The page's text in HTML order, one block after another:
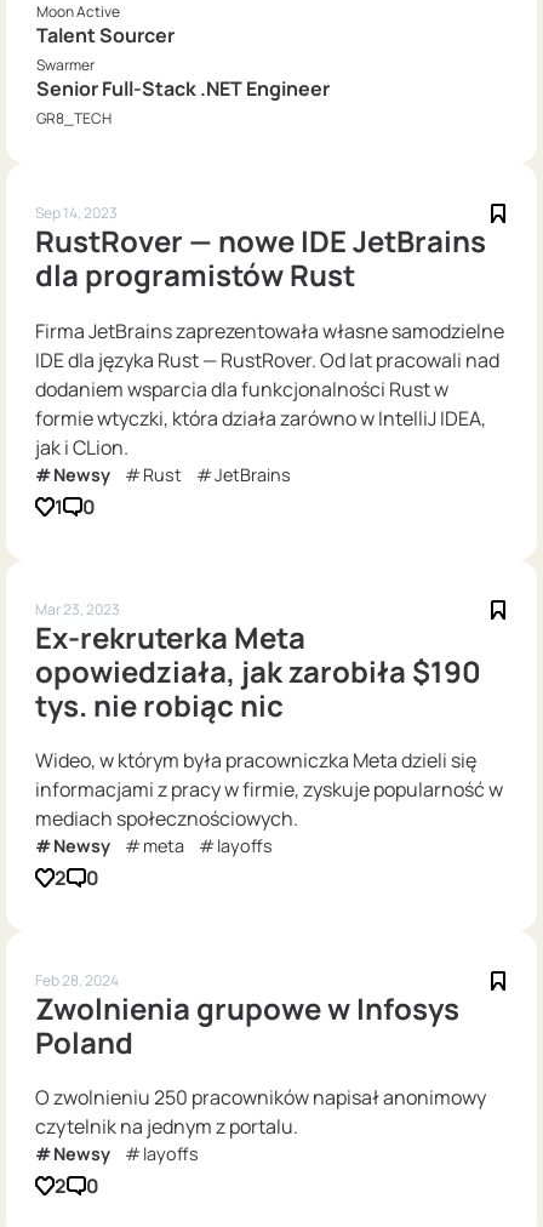
Moon Active
Talent Sourcer
Swarmer
Senior Full-Stack .NET Engineer
GR8_TECH
Sep 14, 2023
RustRover — nowe IDE JetBrains
dla programistów Rust
Firma JetBrains zaprezentowała własne samodzielne
IDE dla języka Rust — RustRover. Od lat pracowali nad
dodaniem wsparcia dla funkcjonalności Rust w
formie wtyczki, która działa zarówno w IntelliJ IDEA,
jak i CLion.
Newsy Rust JetBrains
1 0
Mar 23, 2023
Ex-rekruterka Meta
opowiedziała, jak zarobiła $190
tys. nie robiąc nic
Wideo, w którym była pracowniczka Meta dzieli się
informacjami z pracy w firmie, zyskuje popularność w
mediach społecznościowych.
Newsy meta layoffs
2 0
Feb 28, 2024
Zwolnienia grupowe w Infosys
Poland
O zwolnieniu 250 pracowników napisał anonimowy
czytelnik na jednym z portalu.
Newsy layoffs
2 0